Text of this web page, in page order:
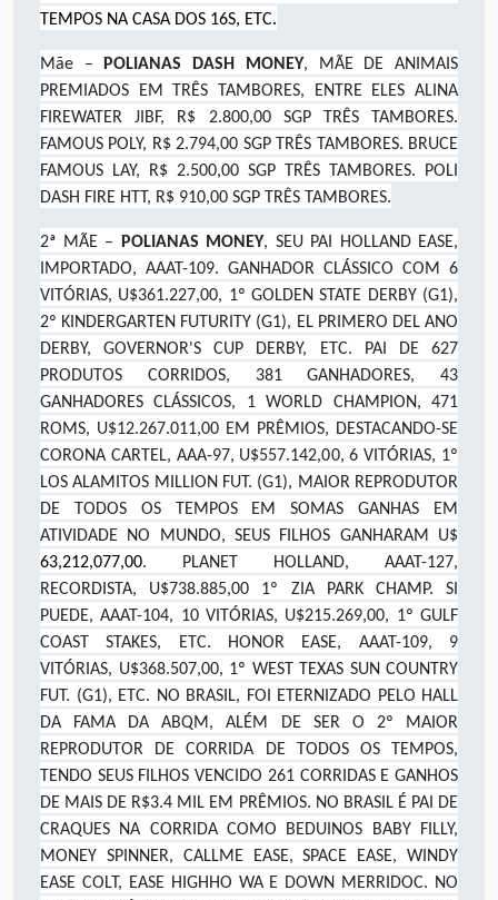
TEMPOS NA CASA DOS 16S, ETC.
Mãe – POLIANAS DASH MONEY, MÃE DE ANIMAIS
PREMIADOS EM TRÊS TAMBORES, ENTRE ELES ALINA
FIREWATER JIBF, R$ 2.800,00 SGP TRÊS TAMBORES.
FAMOUS POLY, R$ 2.794,00 SGP TRÊS TAMBORES. BRUCE
FAMOUS LAY, R$ 2.500,00 SGP TRÊS TAMBORES. POLI
DASH FIRE HTT, R$ 910,00 SGP TRÊS TAMBORES.
2ª MÃE – POLIANAS MONEY, SEU PAI
HOLLAND EASE,
IMPORTADO, AAAT-109. GANHADOR CLÁSSICO COM 6
VITÓRIAS, U$361.227,00, 1º GOLDEN STATE DERBY (G1),
2º KINDERGARTEN FUTURITY (G1), EL PRIMERO DEL ANO
DERBY, GOVERNOR'S CUP DERBY, ETC. PAI DE 627
PRODUTOS CORRIDOS, 381 GANHADORES, 43
GANHADORES CLÁSSICOS, 1 WORLD CHAMPION, 471
ROMS, U$12.267.011,00 EM PRÊMIOS, DESTACANDO-SE
CORONA CARTEL, AAA-97, U$557.142,00, 6 VITÓRIAS, 1º
LOS ALAMITOS MILLION FUT. (G1), MAIOR REPRODUTOR
DE TODOS OS TEMPOS EM SOMAS GANHAS EM
ATIVIDADE NO MUNDO, SEUS FILHOS GANHARAM U$
63,212,077,00. PLANET HOLLAND, AAAT-127,
RECORDISTA, U$738.885,00 1º ZIA PARK CHAMP. SI
PUEDE, AAAT-104, 10 VITÓRIAS, U$215.269,00, 1º GULF
COAST STAKES, ETC. HONOR EASE, AAAT-109, 9
VITÓRIAS, U$368.507,00, 1º WEST TEXAS SUN COUNTRY
FUT. (G1), ETC. NO BRASIL, FOI ETERNIZADO PELO HALL
DA FAMA DA ABQM, ALÉM DE SER O 2º MAIOR
REPRODUTOR DE CORRIDA DE TODOS OS TEMPOS,
TENDO SEUS FILHOS VENCIDO 261 CORRIDAS E GANHOS
DE MAIS DE R$3.4 MIL EM PRÊMIOS. NO BRASIL É PAI DE
CRAQUES NA CORRIDA COMO BEDUINOS BABY FILLY,
MONEY SPINNER, CALLME EASE, SPACE EASE, WINDY
EASE COLT, EASE HIGHHO WA E DOWN MERRIDOC. NO